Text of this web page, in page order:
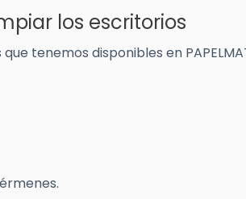
los escritorios
tenemos disponibles en